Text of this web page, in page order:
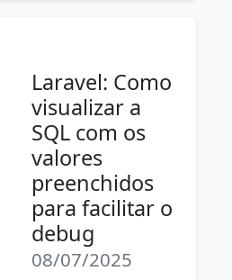
Laravel: Como
visualizar a
SQL com os
valores
preenchidos
para facilitar o
debug
08/07/2025